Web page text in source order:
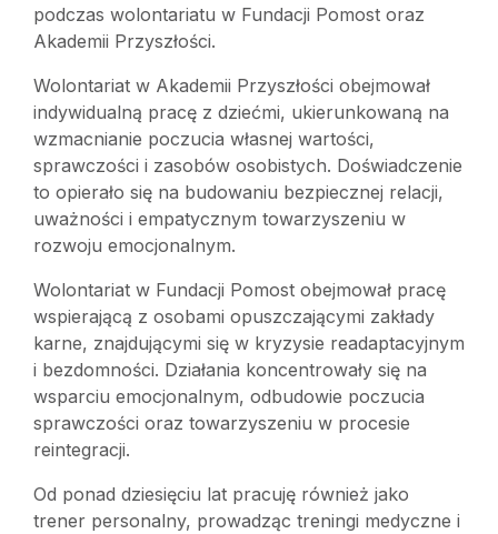
podczas wolontariatu w Fundacji Pomost oraz
Akademii Przyszłości.
Wolontariat w Akademii Przyszłości obejmował
indywidualną pracę z dziećmi, ukierunkowaną na
wzmacnianie poczucia własnej wartości,
sprawczości i zasobów osobistych. Doświadczenie
to opierało się na budowaniu bezpiecznej relacji,
uważności i empatycznym towarzyszeniu w
rozwoju emocjonalnym.
Wolontariat w Fundacji Pomost obejmował pracę
wspierającą z osobami opuszczającymi zakłady
karne, znajdującymi się w kryzysie readaptacyjnym
i bezdomności. Działania koncentrowały się na
wsparciu emocjonalnym, odbudowie poczucia
sprawczości oraz towarzyszeniu w procesie
reintegracji.
Od ponad dziesięciu lat pracuję również jako
trener personalny, prowadząc treningi medyczne i